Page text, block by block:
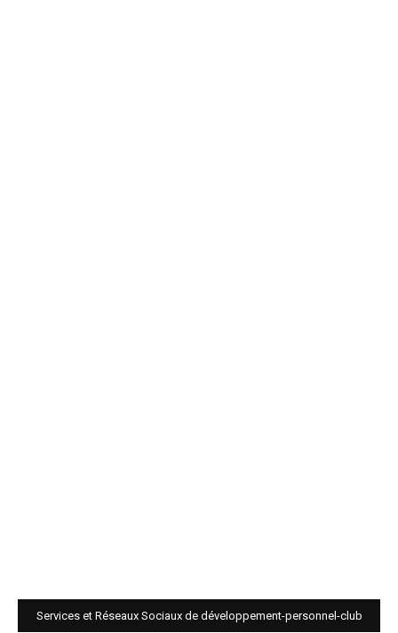
Services et Réseaux Sociaux de développement-personnel-club